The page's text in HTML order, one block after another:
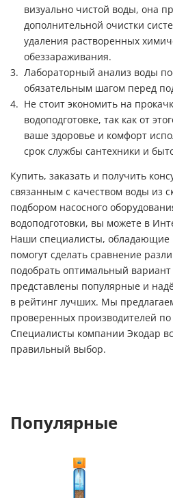
визуально чистой воды, она
дополнительной очистки
удаления растворенных
обеззараживания.
Лабораторный анализ воды
обязательным шагом перед
Не стоит экономить на
водоподготовке, так как от
ваше здоровье и комфорт
срок службы сантехники и
Купить, заказать и получить
связанным с качеством воды из
подбором насосного
водоподготовки, вы можете в
Наши специалисты, обладающие
помогут сделать сравнение
подобрать оптимальный вариант
представлены популярные и
в рейтинг лучших. Мы
проверенных производителей по
Специалисты компании Экодар
правильный выбор.
Популярные